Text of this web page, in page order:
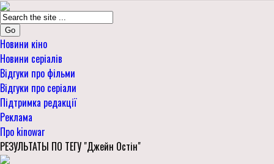
Go
Новини кіно
Новини серіалів
Відгуки про фільми
Відгуки про серіали
Підтримка редакції
Реклама
Про kinowar
РЕЗУЛЬТАТЫ ПО ТЕГУ "Джейн Остін"